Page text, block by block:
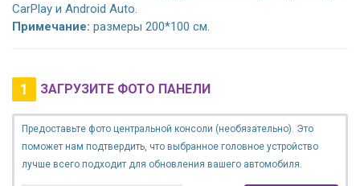
CarPlay и Android Auto.
Примечание: размеры 200*100 см.
1 ЗАГРУЗИТЕ ФОТО ПАНЕЛИ
Предоставьте фото центральной консоли (необязательно). Это
поможет нам подтвердить, что выбранное головное устройство
лучше всего подходит для обновления вашего автомобиля.